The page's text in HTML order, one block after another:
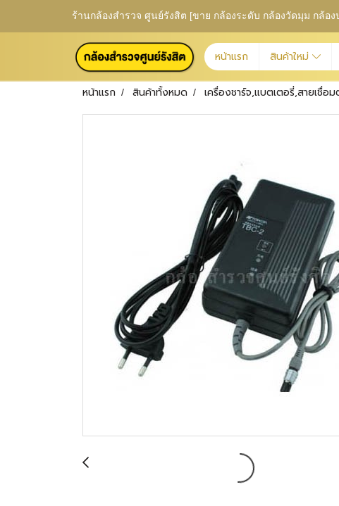
ร้านกล้องสำรวจ ศูนย์รังสิต [ขาย กล้องระดับ กล้องวัดมุม กล้อ
หน้าแรก สินค้าใหม่
หน้าแรก สินค้าทั้งหมด เครื่องชาร์จ,แบตเตอรี่,สายเชื่อ